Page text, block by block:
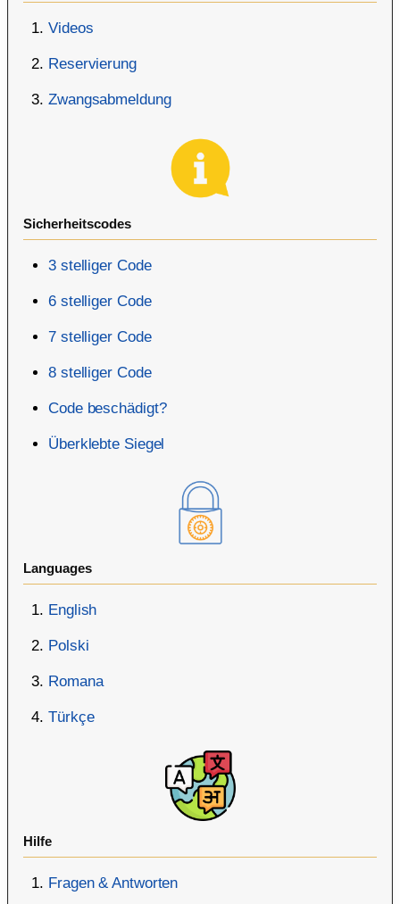
Videos
Reservierung
Zwangsabmeldung
Sicherheitscodes
3 stelliger Code
6 stelliger Code
7 stelliger Code
8 stelliger Code
Code beschädigt?
Überklebte Siegel
Languages
English
Polski
Romana
Türkçe
Hilfe
Fragen & Antworten